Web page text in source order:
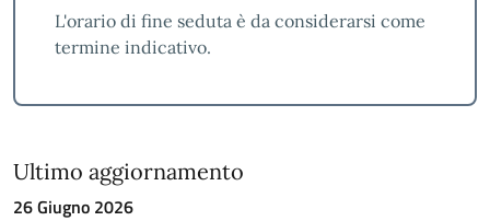
L'orario di fine seduta è da considerarsi come
termine indicativo.
Ultimo aggiornamento
26 Giugno 2026